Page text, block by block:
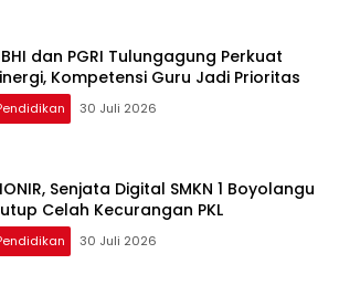
dan PGRI Tulungagung Perkuat
Kompetensi Guru Jadi Prioritas
30 Juli 2026
Senjata Digital SMKN 1 Boyolangu
Celah Kecurangan PKL
30 Juli 2026